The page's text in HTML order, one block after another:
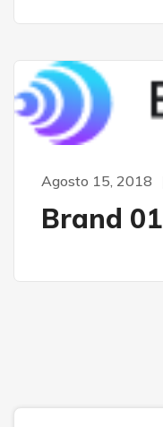
Agosto 15, 2018
Brand 01